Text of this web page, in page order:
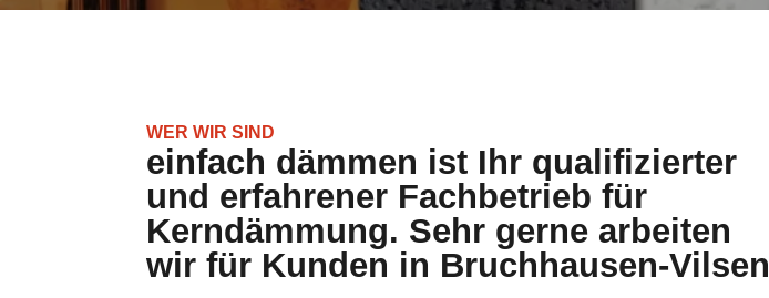
WER WIR SIND
einfach dämmen ist Ihr qualifizierter
und erfahrener Fachbetrieb für
Kerndämmung. Sehr gerne arbeiten
wir für Kunden in Bruchhausen-Vilsen